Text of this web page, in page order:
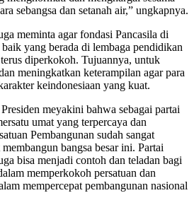
sebangsa dan setanah air,” ungkapnya.
meminta agar fondasi Pancasila di
yang berada di lembaga pendidikan
diperkokoh. Tujuannya, untuk
meningkatkan keterampilan agar para
keindonesiaan yang kuat.
meyakini bahwa sebagai partai
umat yang terpercaya dan
Pembangunan sudah sangat
bangsa besar ini. Partai
bisa menjadi contoh dan teladan bagi
memperkokoh persatuan dan
mempercepat pembangunan nasional